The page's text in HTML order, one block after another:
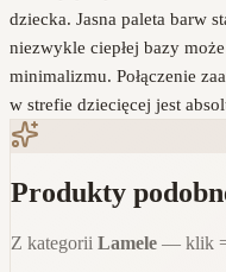
dziecka. Jasna paleta barw
niezwykle ciepłej bazy
minimalizmu. Połączenie
w strefie dziecięcej jest
Produkty
Z kategorii Lamele — klik =